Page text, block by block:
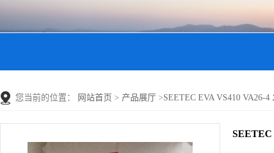
您当前的位置： 网站首页 > 产品展厅 >SEETEC EVA VS410 VA26-
SEETEC